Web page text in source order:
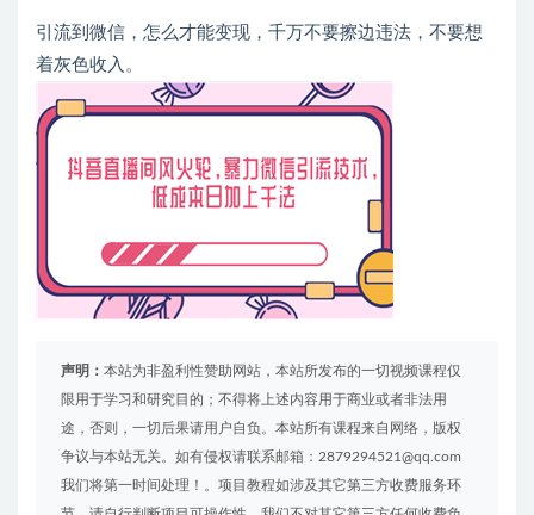
引流到微信，怎么才能变现，千万不要擦边违法，不要想
着灰色收入。
声明： 本站为非盈利性赞助网站，本站所发布的一切视频课程仅
限用于学习和研究目的；不得将上述内容用于商业或者非法用
途，否则，一切后果请用户自负。本站所有课程来自网络，版权
争议与本站无关。如有侵权请联系邮箱：2879294521@qq.com
我们将第一时间处理！。项目教程如涉及其它第三方收费服务环